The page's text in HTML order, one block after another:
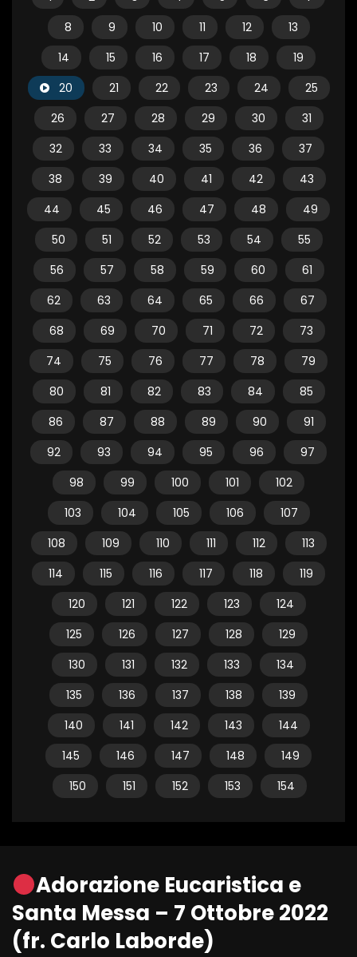
8
9 10 11 12
13
14
15 16 17 18
19
20
21 22 23 24
25
26
27 28 29 30
31
32
33 34 35 36
37
38
39 40 41 42
43
44
45 46 47 48
49
50
51 52 53 54
55
56
57 58 59 60
61
62
63 64 65 66
67
68
69 70 71 72
73
74
75 76 77 78
79
80
81 82 83 84
85
86
87 88 89 90
91
92
93 94 95 96
97
98
99 100 101
102
103
104 105 106
107
108
109 110 111 112
113
114
115 116 117 118
119
120
121 122 123
124
125
126 127 128
129
130
131 132 133
134
135
136 137 138
139
140
141 142 143
144
145
146 147 148
149
150
151 152 153 154
Adorazione Eucaristica e
Santa Messa – 7 Ottobre 2022
(fr. Carlo Laborde)